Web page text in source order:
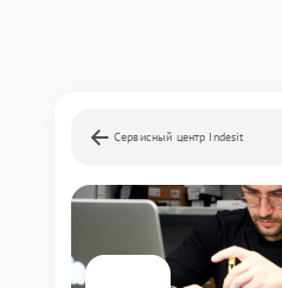
Сервисный центр Indesit